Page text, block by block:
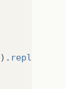
). replace